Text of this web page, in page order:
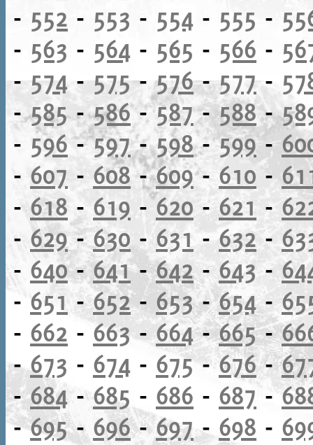
- 552 - 553 - 554 - 555 -
- 563 - 564 - 565 - 566 -
-574 -575-576-577-
-585-586-587-588-
- 596-597-598-599-
- 607 - 608-609- 610 -
- 618 -619 -620 - 621 -
- 629-630 -631-632 -
- 640-641-642- 643 -
- 651 -652- 653-654-
- 662 - 663-664-665-
-673 - 674 - 675-676-
-684-685 - 686 - 687 -
-695- 696-697- 698 -